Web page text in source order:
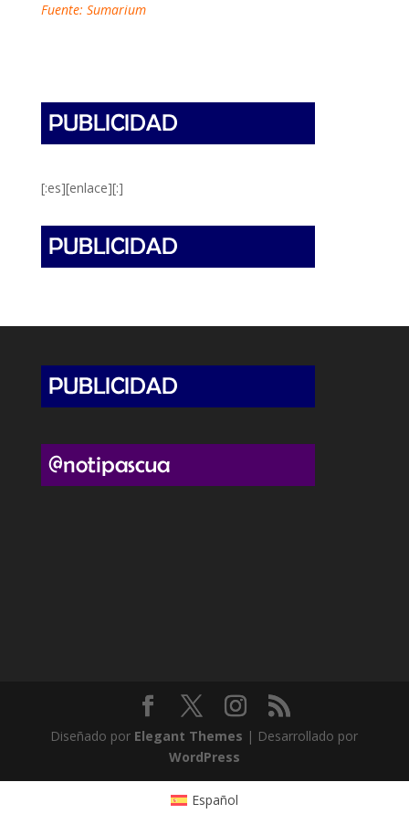
Fuente: Sumarium
[:es][enlace][:]
Diseñado por Elegant Themes | Desarrollado por
WordPress
Español